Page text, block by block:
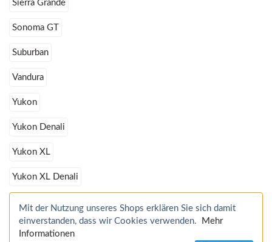
Sierra Grande
Sonoma GT
Suburban
Vandura
Yukon
Yukon Denali
Yukon XL
Yukon XL Denali
Mit der Nutzung unseres Shops erklären Sie sich damit
einverstanden, dass wir Cookies verwenden.
Mehr
Informationen